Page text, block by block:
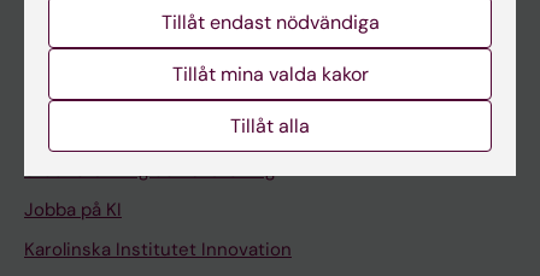
Medarbetarportalen
Kontakta och besök KI
Stöd forskning och utbildning
Jobba på KI
Karolinska Institutet Innovation
Tillåt endast nödvändiga
Tillåt mina valda kakor
Tillåt alla